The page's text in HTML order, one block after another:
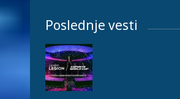
Poslednje vesti